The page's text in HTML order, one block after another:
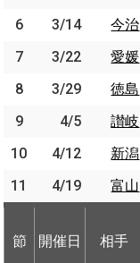
6
3/14 今治
7
3/22 愛媛
8
3/29 徳島
9
4/5 讃岐
10
4/12 新潟
11
4/19 富山
節 開催日 相手
6
3/14
今治
7
3/22
愛媛
8
3/29
徳島
9
4/5
讃岐
10
4/12
新潟
11
4/19 富山
節 開催日 相手